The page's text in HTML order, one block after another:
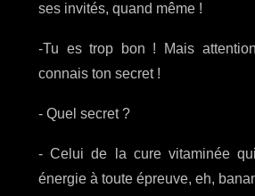
ses invités, quand même !
-Tu es trop bon ! Mais
connais ton secret !
- Quel secret ?
- Celui de la cure vitaminée
énergie à toute épreuve, eh,